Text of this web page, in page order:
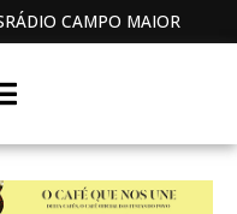
RÁDIO CAMPO MAIOR